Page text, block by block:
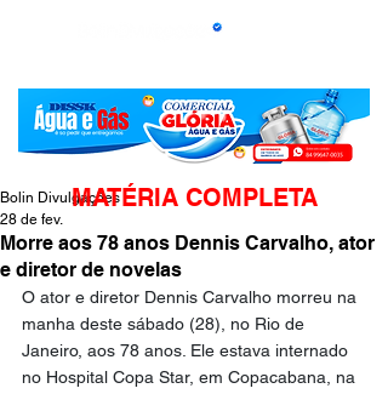
Morre aos 78 anos Dennis Carvalho, ator
e diretor de novelas
Bolin Divulgações
28 de fev.
O ator e diretor Dennis Carvalho morreu na
manha deste sábado (28), no Rio de
Janeiro, aos 78 anos. Ele estava internado
no Hospital Copa Star, em Copacabana, na
MATÉRIA COMPLETA